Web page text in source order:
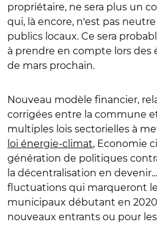
propriétaire, ne sera plus un
qui, là encore, n'est pas
publics locaux. Ce sera
à prendre en compte lors des
de mars prochain.
Nouveau modèle financier,
corrigées entre la commune
multiples lois sectorielles à
loi énergie-climat, Economie
génération de politiques
la décentralisation en
fluctuations qui marqueront
municipaux débutant en
nouveaux entrants ou pour